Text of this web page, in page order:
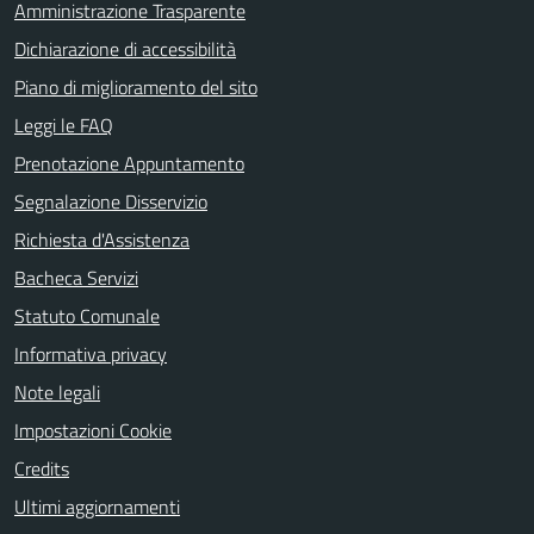
Amministrazione Trasparente
Dichiarazione di accessibilità
Piano di miglioramento del sito
Leggi le FAQ
Prenotazione Appuntamento
Segnalazione Disservizio
Richiesta d'Assistenza
Bacheca Servizi
Statuto Comunale
Informativa privacy
Note legali
Impostazioni Cookie
Credits
Ultimi aggiornamenti